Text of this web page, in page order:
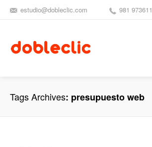
estudio@dobleclic.com 981 973611
Tags Archives presupuesto web